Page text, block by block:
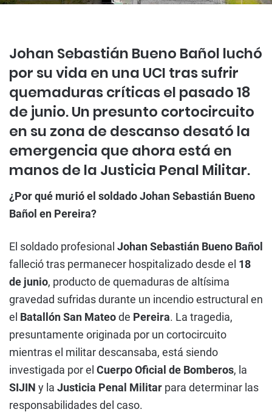
Johan Sebastián Bueno Bañol luchó
por su vida en una UCI tras sufrir
quemaduras críticas el pasado 18
de junio. Un presunto cortocircuito
en su zona de descanso desató la
emergencia que ahora está en
manos de la Justicia Penal Militar.
¿Por qué murió el soldado Johan Sebastián Bueno
Bañol en Pereira?
El soldado profesional Johan Sebastián Bueno Bañol
falleció tras permanecer hospitalizado desde el 18
de junio, producto de quemaduras de altísima
gravedad sufridas durante un incendio estructural en
el Batallón San Mateode Pereira. La tragedia,
presuntamente originada por un cortocircuito
mientras el militar descansaba, está siendo
investigada por el Cuerpo Oficial de Bomberos, la
SIJIN y la Justicia Penal Militar para determinar las
responsabilidades del caso.